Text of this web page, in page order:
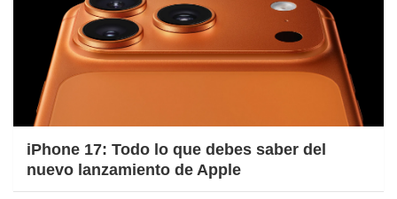
iPhone 17: Todo lo que debes saber del
nuevo lanzamiento de Apple